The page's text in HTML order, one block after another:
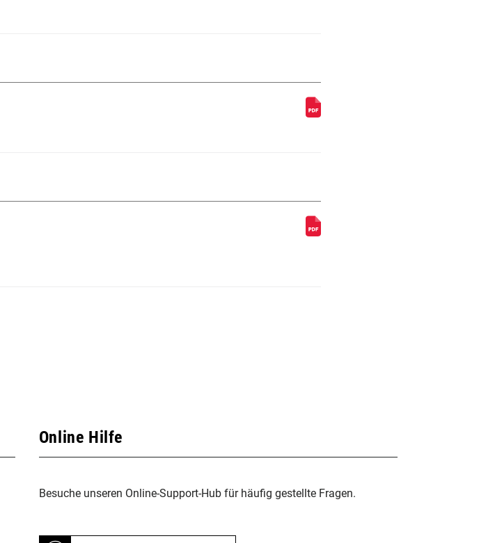
Online Hilfe
Besuche unseren Online-Support-Hub für häufig gestellte Fragen.